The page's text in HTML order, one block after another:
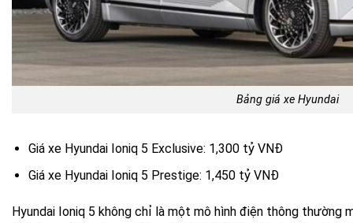
Bảng giá xe Hyundai
Giá xe Hyundai Ioniq 5 Exclusive: 1,300 tỷ VNĐ
Giá xe Hyundai Ioniq 5 Prestige: 1,450 tỷ VNĐ
Hyundai Ioniq 5 không chỉ là một mô hình điện thông thường